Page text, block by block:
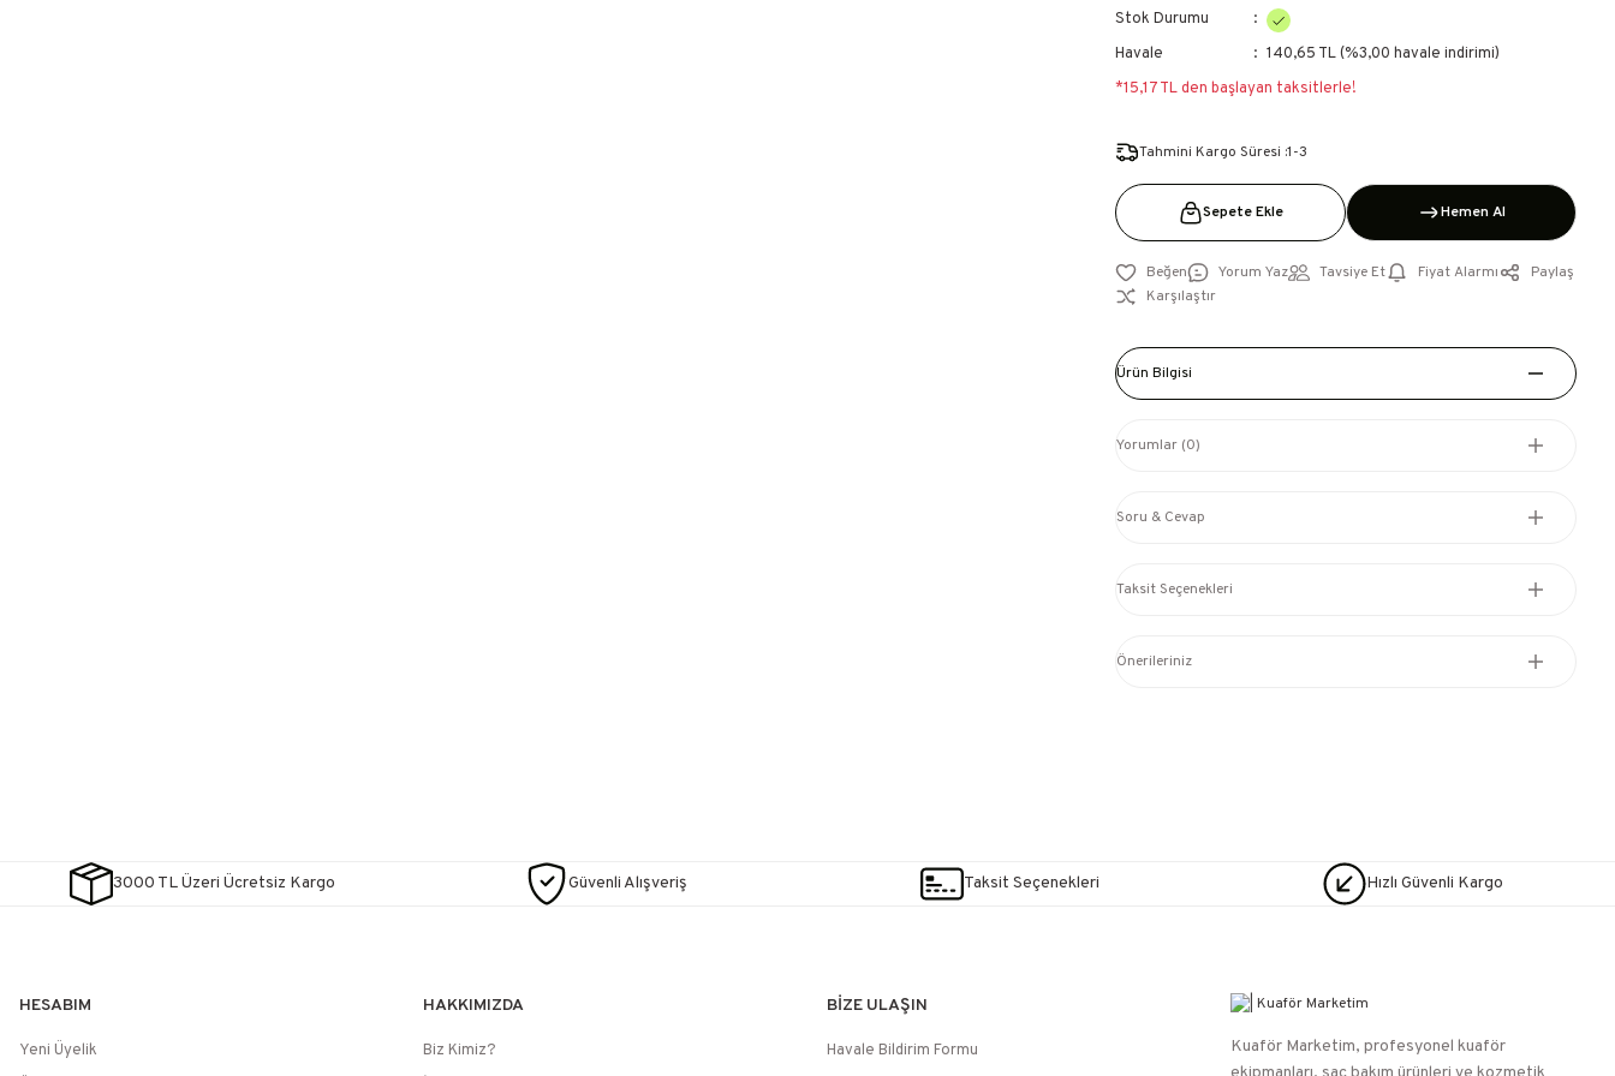
Stok Durumu
Havale
140,65 TL (%3,00 havale indirimi)
*15,17 TL den başlayan taksitlerle!
Tahmini Kargo Süresi :1-3
Sepete Ekle Hemen Al
Yorum Yaz Tavsiye Et Fiyat Alarmı
Paylaş
Karşılaştır
Ürün Bilgisi
Yorumlar (0)
Soru & Cevap
Taksit Seçenekleri
Önerileriniz
3000 TL Üzeri Ücretsiz Kargo Güvenli Alışveriş Taksit Seçenekleri Hızlı Güvenli Kargo
HESABIM
Yeni Üyelik
HAKKIMIZDA
Biz Kimiz?
BİZE ULAŞIN
Havale Bildirim Formu
Kuaför Marketim, profesyonel kuaför